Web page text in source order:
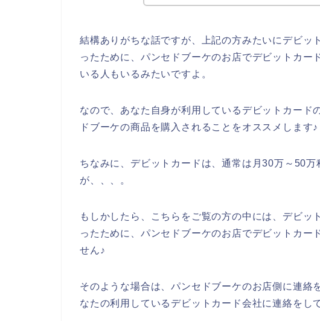
結構ありがちな話ですが、上記の方みたいにデビッ
ったために、パンセドブーケのお店でデビットカー
いる人もいるみたいですよ。
なので、あなた自身が利用しているデビットカード
ドブーケの商品を購入されることをオススメします♪
ちなみに、デビットカードは、通常は月30万～50
が、、、。
もしかしたら、こちらをご覧の方の中には、デビッ
ったために、パンセドブーケのお店でデビットカー
せん♪
そのような場合は、パンセドブーケのお店側に連絡
なたの利用しているデビットカード会社に連絡をし